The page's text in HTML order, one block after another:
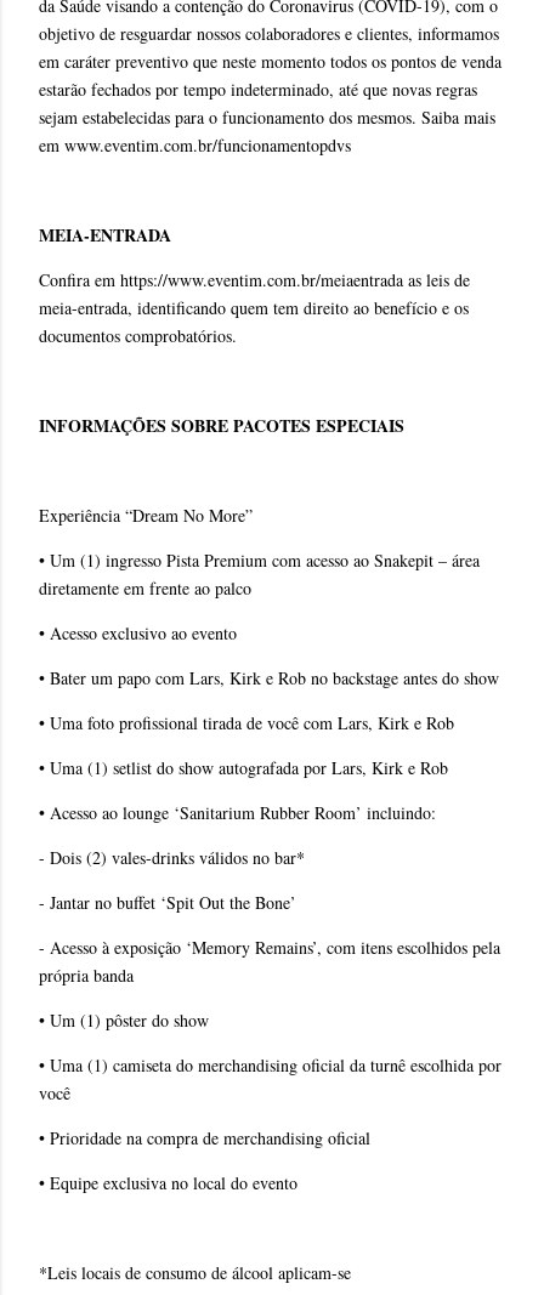
da Saúde visando a contenção do Coronavirus (COVID-19), com o
objetivo de resguardar nossos colaboradores e clientes, informamos
em caráter preventivo que neste momento todos os pontos de venda
estarão fechados por tempo indeterminado, até que novas regras
sejam estabelecidas para o funcionamento dos mesmos. Saiba mais
em www.eventim.com.br/funcionamentopdvs
MEIA-ENTRADA
Confira em https://www.eventim.com.br/meiaentrada as leis de
meia-entrada, identificando quem tem direito ao benefício e os
documentos comprobatórios.
INFORMAÇÕES SOBRE PACOTES ESPECIAIS
Experiência “Dream No More”
• Um (1) ingresso Pista Premium com acesso ao Snakepit – área
diretamente em frente ao palco
• Acesso exclusivo ao evento
• Bater um papo com Lars, Kirk e Rob no backstage antes do show
• Uma foto profissional tirada de você com Lars, Kirk e Rob
• Uma (1) setlist do show autografada por Lars, Kirk e Rob
• Acesso ao lounge ‘Sanitarium Rubber Room’ incluindo:
- Dois (2) vales-drinks válidos no bar*
- Jantar no buffet ‘Spit Out the Bone’
- Acesso à exposição ‘Memory Remains’, com itens escolhidos pela
própria banda
• Um (1) pôster do show
• Uma (1) camiseta do merchandising oficial da turnê escolhida por
você
• Prioridade na compra de merchandising oficial
• Equipe exclusiva no local do evento
*Leis locais de consumo de álcool aplicam-se